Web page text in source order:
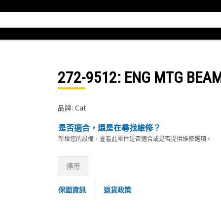
272-9512: ENG MTG
品牌: Cat
是否適合，還是在尋找維修？
新增您的設備，查看此零件是否適合或是否提供維修選項。
停用
保固資訊 退貨政策